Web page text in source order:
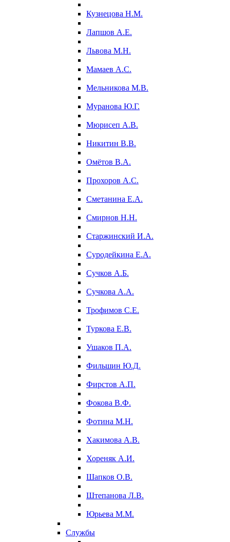
Кузнецова Н.М.
Лапшов А.Е.
Львова М.Н.
Мамаев А.С.
Мельникова М.В.
Муранова Ю.Г.
Мюрисеп А.В.
Никитин В.В.
Омётов В.А.
Прохоров А.С.
Сметанина Е.А.
Смирнов Н.Н.
Старжинский И.А.
Суродейкина Е.А.
Сучков А.Б.
Сучкова А.А.
Трофимов С.Е.
Туркова Е.В.
Ушаков П.А.
Фильшин Ю.Д.
Фирстов А.П.
Фокова В.Ф.
Фотина М.Н.
Хакимова А.В.
Хореняк А.И.
Шапков О.В.
Штепанова Л.В.
Юрьева М.М.
Службы